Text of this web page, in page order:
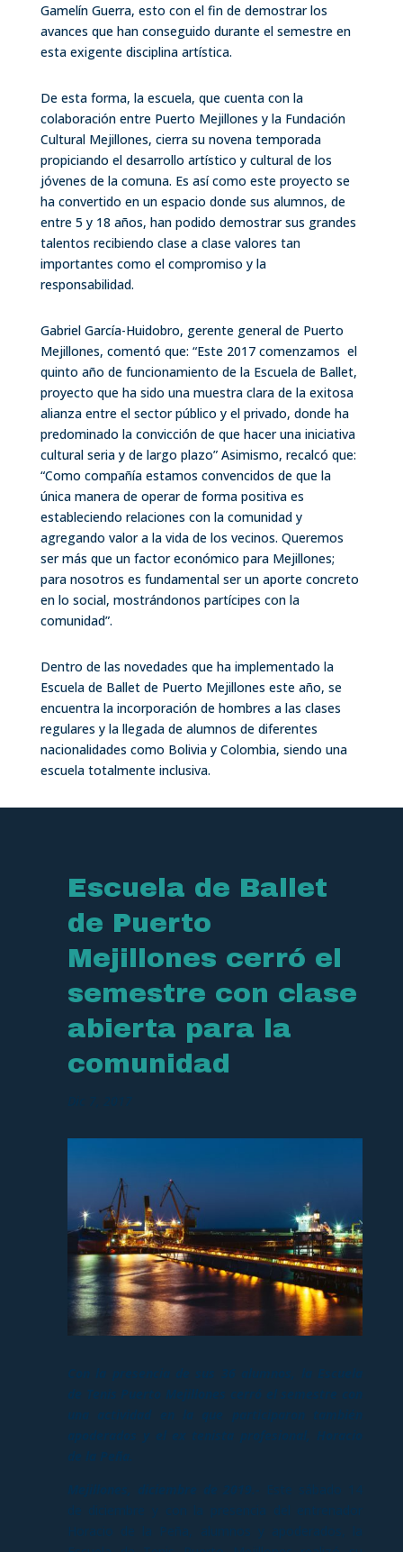
Gamelín Guerra, esto con el fin de demostrar los
avances que han conseguido durante el semestre en
esta exigente disciplina artística.
De esta forma, la escuela, que cuenta con la
colaboración entre Puerto Mejillones y la Fundación
Cultural Mejillones, cierra su novena temporada
propiciando el desarrollo artístico y cultural de los
jóvenes de la comuna. Es así como este proyecto se
ha convertido en un espacio donde sus alumnos, de
entre 5 y 18 años, han podido demostrar sus grandes
talentos recibiendo clase a clase valores tan
importantes como el compromiso y la
responsabilidad.
Gabriel García-Huidobro, gerente general de Puerto
Mejillones, comentó que: “Este 2017 comenzamos el
quinto año de funcionamiento de la Escuela de Ballet,
proyecto que ha sido una muestra clara de la exitosa
alianza entre el sector público y el privado, donde ha
predominado la convicción de que hacer una iniciativa
cultural seria y de largo plazo” Asimismo, recalcó que:
“Como compañía estamos convencidos de que la
única manera de operar de forma positiva es
estableciendo relaciones con la comunidad y
agregando valor a la vida de los vecinos. Queremos
ser más que un factor económico para Mejillones;
para nosotros es fundamental ser un aporte concreto
en lo social, mostrándonos partícipes con la
comunidad”.
Dentro de las novedades que ha implementado la
Escuela de Ballet de Puerto Mejillones este año, se
encuentra la incorporación de hombres a las clases
regulares y la llegada de alumnos de diferentes
nacionalidades como Bolivia y Colombia, siendo una
escuela totalmente inclusiva.
Escuela de Ballet
de Puerto
Mejillones cerró el
semestre con clase
abierta para la
comunidad